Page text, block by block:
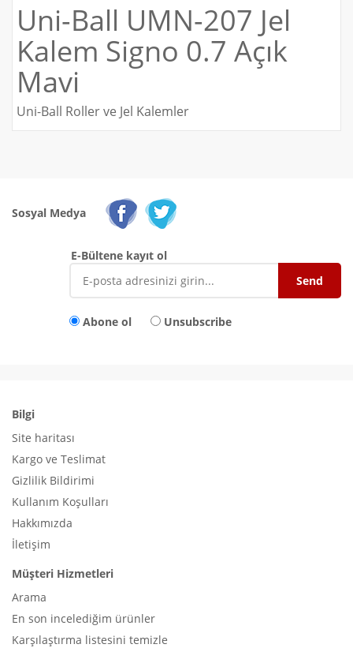
Uni-Ball UMN-207 Jel
Kalem Signo 0.7 Açık
Mavi
Uni-Ball Roller ve Jel Kalemler
Sosyal Medya
E-Bültene kayıt ol
Abone ol Unsubscribe
Bilgi
Site haritası
Kargo ve Teslimat
Gizlilik Bildirimi
Kullanım Koşulları
Hakkımızda
İletişim
Müşteri Hizmetleri
Arama
En son incelediğim ürünler
Karşılaştırma listesini temizle